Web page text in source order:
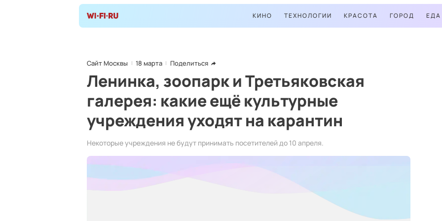
КИНО ТЕХНОЛОГИИ КРАСОТА ГОРОД ЕДА
Сайт Москвы 18 марта Поделиться
Ленинка, зоопарк и Третьяковская
галерея: какие ещё культурные
учреждения уходят на карантин
Некоторые учреждения не будут принимать посетителей до 10 апреля.